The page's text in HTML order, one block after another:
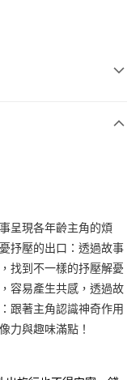
呈現各年齡主角的煩
抒壓的出口：透過故事
找到不一樣的抒壓解憂
容易產生共感，透過故
跟著主角認識神奇作用
力與趣味滿點！